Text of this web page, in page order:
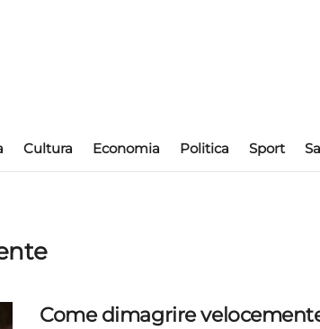
Cultura Economia Politica Sport
Come dimagrire